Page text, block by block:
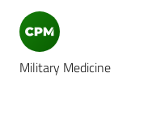
Military Medicine